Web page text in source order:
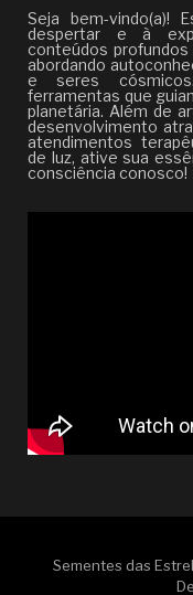
Seja bem-vindo(a)!
despertar e à
conteúdos
abordando
e seres
ferramentas que
planetária. Além de
desenvolvimento
atendimentos
de luz, ative sua
consciência conosco!
Sementes das